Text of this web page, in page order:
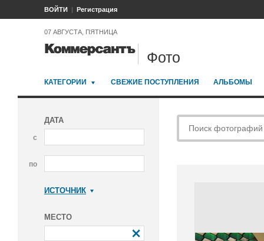
ВОЙТИ Регистрация
07 АВГУСТА, ПЯТНИЦА
Фото
КАТЕГОРИИ СВЕЖИЕ ПОСТУПЛЕНИЯ АЛЬБОМЫ
ДАТА
с
по
ИСТОЧНИК
МЕСТО